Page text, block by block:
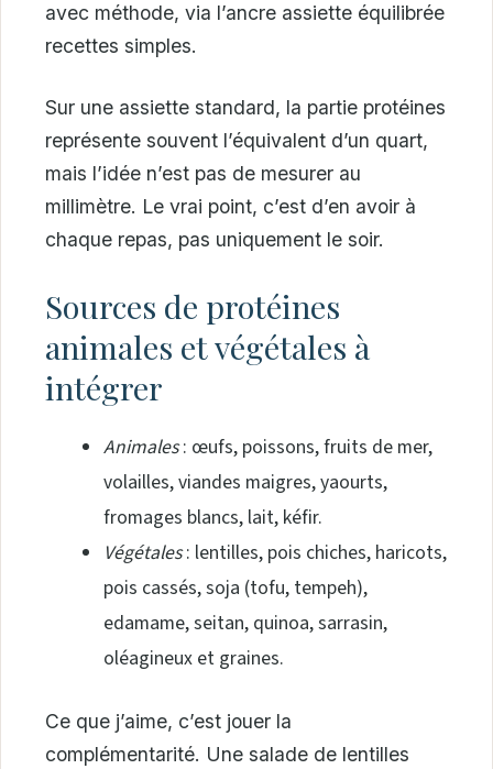
avec méthode, via l’ancre assiette équilibrée
recettes simples.
Sur une assiette standard, la partie protéines
représente souvent l’équivalent d’un quart,
mais l’idée n’est pas de mesurer au
millimètre. Le vrai point, c’est d’en avoir à
chaque repas, pas uniquement le soir.
Sources de protéines
animales et végétales à
intégrer
Animales: œufs, poissons, fruits de mer,
volailles, viandes maigres, yaourts,
fromages blancs, lait, kéfir.
Végétales: lentilles, pois chiches, haricots,
pois cassés, soja (tofu, tempeh),
edamame, seitan, quinoa, sarrasin,
oléagineux et graines.
Ce que j’aime, c’est jouer la
complémentarité. Une salade de lentilles